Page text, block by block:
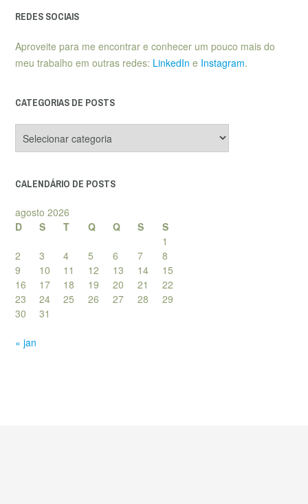
REDES SOCIAIS
Aproveite para me encontrar e conhecer um pouco mais do
meu trabalho em outras redes: LinkedIn e Instagram.
CATEGORIAS DE POSTS
de
CALENDÁRIO DE POSTS
agosto 2026
D
S T Q Q S
S
1
2
3 4 5 6 7
8
9
10 11 12 13 14
15
16
17 18 19 20 21
22
23
24 25 26 27 28
29
30
31
« jan